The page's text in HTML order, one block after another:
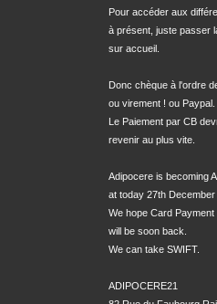
Pour accéder aux
à présent, juste passer
sur accueil.
Donc chèque à l'ordre
ou virement ! ou Paypal.
Le Paiement par CB
revenir au plus vite.
Adipocere is becoming
at today 27th December
We hope Card Payment
will be soon back.
We can take SWIFT.
ADIPOCERE21